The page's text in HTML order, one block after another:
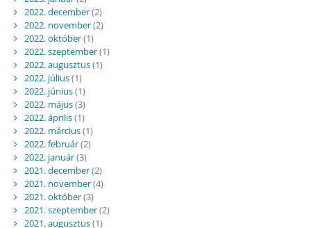
2022. december(2)
2022. november(2)
2022. október(1)
2022. szeptember(1)
2022. augusztus(1)
2022. július(1)
2022. június(1)
2022. május(3)
2022. április(1)
2022. március(1)
2022. február(2)
2022. január(3)
2021. december(2)
2021. november(4)
2021. október(3)
2021. szeptember(2)
2021. augusztus(1)